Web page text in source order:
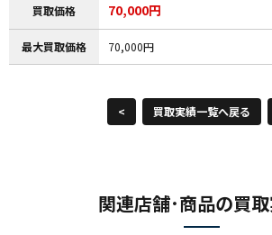
買取価格 70,000円
最大買取価格 70,000円
< 買取実績一覧へ戻る
関連店舗･商品の買